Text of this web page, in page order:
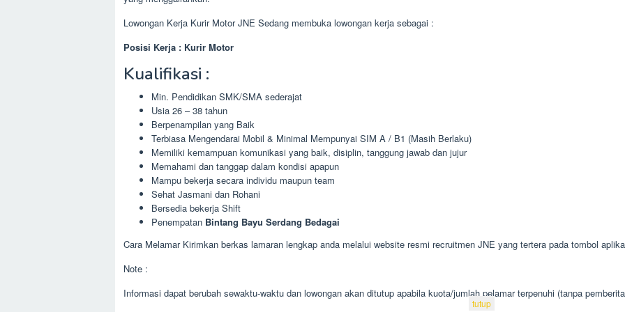
Lowongan Kerja Kurir Motor JNE Sedang membuka lowongan kerja sebagai :
Posisi Kerja : Kurir Motor
Kualifikasi :
Min. Pendidikan SMK/SMA sederajat
Usia 26 – 38 tahun
Berpenampilan yang Baik
Terbiasa Mengendarai Mobil & Minimal Mempunyai SIM A / B1 (Masih Berlaku)
Memiliki kemampuan komunikasi yang baik, disiplin, tanggung jawab dan jujur
Memahami dan tanggap dalam kondisi apapun
Mampu bekerja secara individu maupun team
Sehat Jasmani dan Rohani
Bersedia bekerja Shift
Penempatan Bintang Bayu Serdang Bedagai
Cara Melamar Kirimkan berkas lamaran lengkap anda melalui website resmi recruitmen JNE yang tertera pada tombol
Note :
Informasi dapat berubah sewaktu-waktu dan lowongan akan ditutup apabila kuota/jumlah pelamar terpenuhi (tanpa
tutup